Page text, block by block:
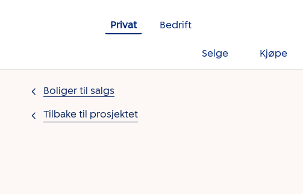
Privat
Bedrift
Selge Kjøpe
Boliger til salgs
Tilbake til prosjektet